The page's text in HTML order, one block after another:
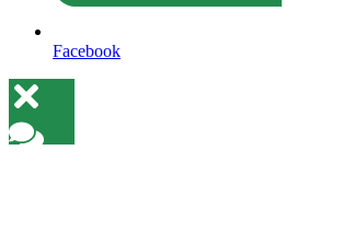
Facebook